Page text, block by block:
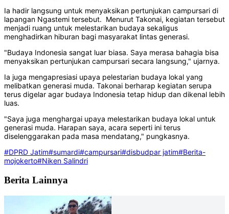
Ia hadir langsung untuk menyaksikan pertunjukan campursari di
lapangan Ngastemi tersebut. Menurut Takonai, kegiatan tersebut
menjadi ruang untuk melestarikan budaya sekaligus
menghadirkan hiburan bagi masyarakat lintas generasi.
"Budaya Indonesia sangat luar biasa. Saya merasa bahagia bisa
menyaksikan pertunjukan campursari secara langsung," ujarnya.
Ia juga mengapresiasi upaya pelestarian budaya lokal yang
melibatkan generasi muda. Takonai berharap kegiatan serupa
terus digelar agar budaya Indonesia tetap hidup dan dikenal lebih
luas.
"Saya juga menghargai upaya melestarikan budaya lokal untuk
generasi muda. Harapan saya, acara seperti ini terus
diselenggarakan pada masa mendatang," pungkasnya.
#DPRD Jatim#sumardi#campursari#disbudpar jatim#Berita-
mojokerto#Niken Salindri
Berita Lainnya